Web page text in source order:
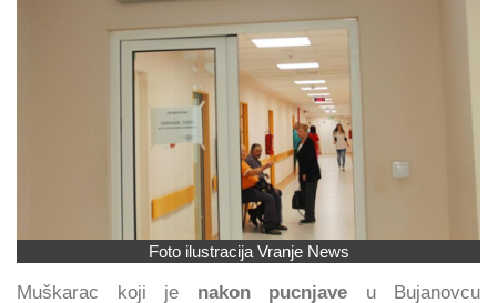
Foto ilustracija Vranje News
Muškarac koji je nakon pucnjave u Bujanovcu